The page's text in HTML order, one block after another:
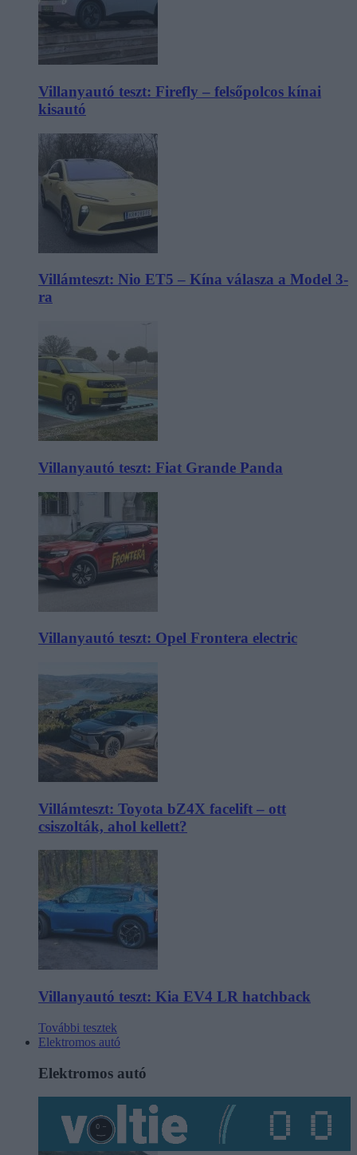
Villanyautó teszt: Firefly – felsőpolcos kínai
kisautó
Villámteszt: Nio ET5 – Kína válasza a Model 3-
ra
Villanyautó teszt: Fiat Grande Panda
Villanyautó teszt: Opel Frontera electric
Villámteszt: Toyota bZ4X facelift – ott
csiszolták, ahol kellett?
Villanyautó teszt: Kia EV4 LR hatchback
További tesztek
Elektromos autó
Elektromos autó